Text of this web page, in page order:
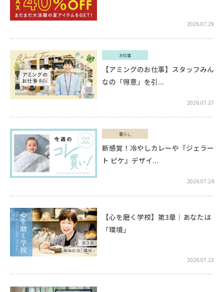
2026.07.29
お仕事
2026.07.27
【アミングのお仕事】スタッフみん
なの「得意」を引...
暮らし
2026.07.24
新感覚！冷やしカレーや『ジェラー
ト ピケ』デザイ...
2026.07.22
【心を磨く学校】第3章｜あなたは
「環境」